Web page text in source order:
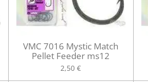
VMC 7016 Mystic Match
Pellet Feeder ms12
2,50 €